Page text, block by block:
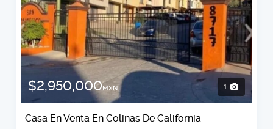
$2,950,000MXN 1
Casa En Venta En Colinas De California